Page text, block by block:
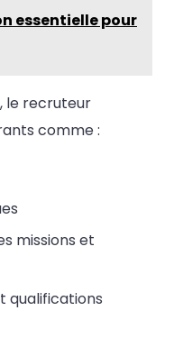
essentielle pour
le recruteur
comme :
missions et
qualifications